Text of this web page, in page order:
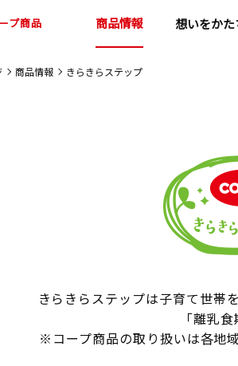
プ商品 商品情報 想いをかた
商品情報 きらきらステップ
きらきらステップは子育て世帯
「離乳
※コープ商品の取り扱いは各地